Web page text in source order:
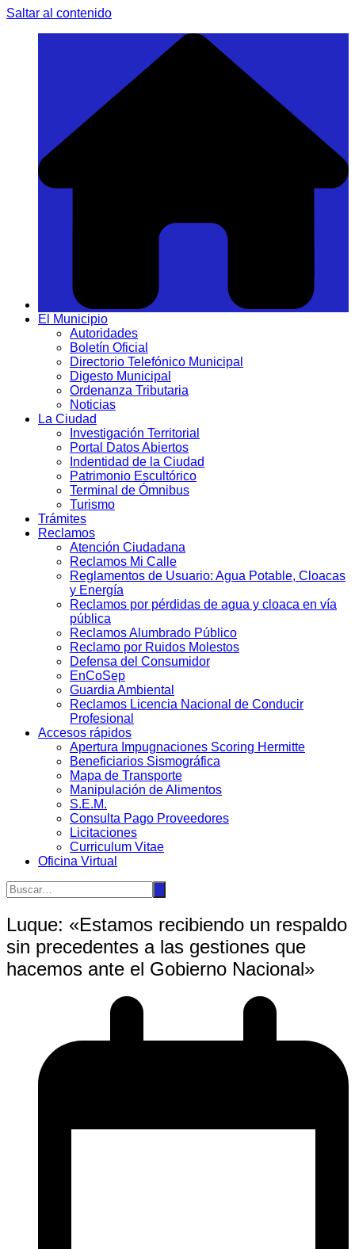
Saltar al contenido
El Municipio
Autoridades
Boletín Oficial
Directorio Telefónico Municipal
Digesto Municipal
Ordenanza Tributaria
Noticias
La Ciudad
Investigación Territorial
Portal Datos Abiertos
Indentidad de la Ciudad
Patrimonio Escultórico
Terminal de Ómnibus
Turismo
Trámites
Reclamos
Atención Ciudadana
Reclamos Mi Calle
Reglamentos de Usuario: Agua Potable, Cloacas
y Energía
Reclamos por pérdidas de agua y cloaca en vía
pública
Reclamos Alumbrado Público
Reclamo por Ruidos Molestos
Defensa del Consumidor
EnCoSep
Guardia Ambiental
Reclamos Licencia Nacional de Conducir
Profesional
Accesos rápidos
Apertura Impugnaciones Scoring Hermitte
Beneficiarios Sismográfica
Mapa de Transporte
Manipulación de Alimentos
S.E.M.
Consulta Pago Proveedores
Licitaciones
Curriculum Vitae
Oficina Virtual
Luque: «Estamos recibiendo un respaldo
sin precedentes a las gestiones que
hacemos ante el Gobierno Nacional»